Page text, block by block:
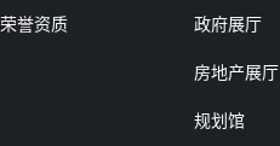
荣誉资质 政府展厅
房地产展厅
规划馆